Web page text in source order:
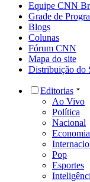
Equipe CNN
Grade de
Blogs
Colunas
Fórum CNN
Mapa do site
Distribuição do
Editorias
Ao Vivo
Política
Nacional
Economia
Pop
Esportes